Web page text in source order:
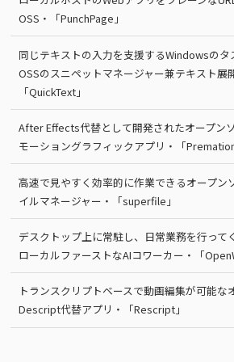
OSS・「PunchPage」
同じテキストの入力を支援するWindowsのタ
OSSのスニペットマネージャー兼テキスト展
「QuickText」
After Effects代替として開発されたオープン
モーショングラフィックアプリ・「Premation
高速で見やすく効率的に作業できるオープン
イルマネージャー・「superfile」
デスクトップ上に常駐し、日常業務を行って
ローカルファーストなAIコワーカー・「
トランスクリプトベースで動画編集が可能な
Descript代替アプリ・「Rescript」